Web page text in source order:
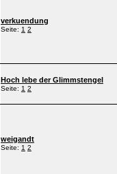
verkuendung
Seite: 1 2
Hoch lebe der Glimmstengel
Seite: 1 2
weigandt
Seite: 1 2